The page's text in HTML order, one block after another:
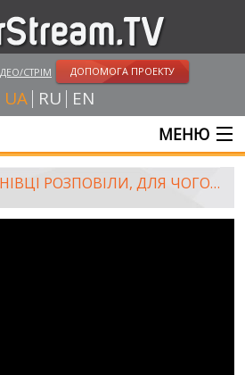
СТРІМ ДОПОМОГА ПРОЕКТУ
UA RU EN
МЕНЮ
МАЙДАНІВЦІ РОЗПОВІЛИ, ДЛЯ ЧОГО ВОНИ ПРОДОВЖУЮТЬ СТОЯТИ / PEOPLE ON MAYDAN TOLD WHY THEY CONTINUE TO PROTEST